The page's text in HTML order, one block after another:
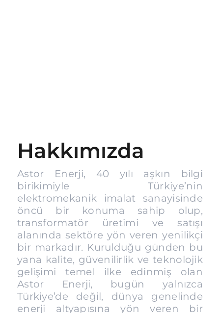
Hakkımızda
Astor Enerji, 40 yılı aşkın bilgi
birikimiyle Türkiye’nin
elektromekanik imalat sanayisinde
öncü bir konuma sahip olup,
transformatör üretimi ve satışı
alanında sektöre yön veren yenilikçi
bir markadır. Kurulduğu günden bu
yana kalite, güvenilirlik ve teknolojik
gelişimi temel ilke edinmiş olan
Astor Enerji, bugün yalnızca
Türkiye’de değil, dünya genelinde
enerji altyapısına yön veren bir